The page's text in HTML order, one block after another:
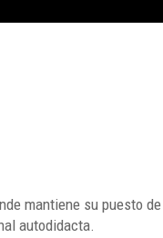
mantiene su puesto
autodidacta.